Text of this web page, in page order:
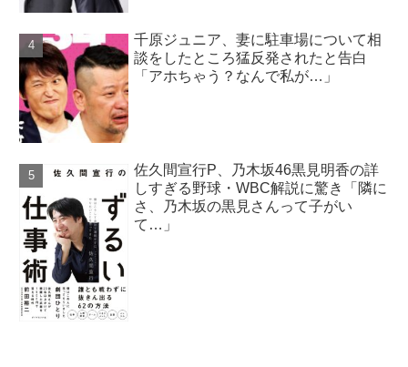
千原ジュニア、妻に駐車場について相
談をしたところ猛反発されたと告白
「アホちゃう？なんで私が…」
佐久間宣行P、乃木坂46黒見明香の詳
しすぎる野球・WBC解説に驚き「隣に
さ、乃木坂の黒見さんって子がい
て…」